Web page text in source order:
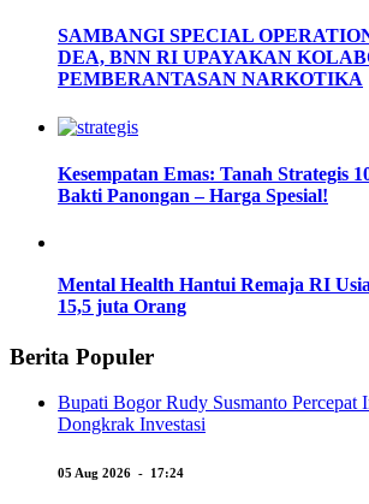
SAMBANGI SPECIAL
DEA, BNN RI UPAYAKAN
PEMBERANTASAN NARKOTIKA
Kesempatan Emas: Tanah Strategis
Bakti Panongan – Harga Spesial!
Mental Health Hantui Remaja RI
15,5 juta Orang
Berita Populer
Bupati Bogor Rudy Susmanto Percepat
Dongkrak Investasi
05 Aug 2026 - 17:24